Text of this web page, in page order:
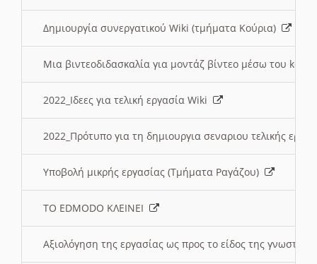
Δημιουργία συνεργατικού Wiki (τμήματα Κούρια)
Μια βιντεοδιδασκαλία για μοντάζ βίντεο μέσω του
2022_Ιδεες για τελική εργασία Wiki
2022_Πρότυπο για τη δημιουργια σεναριου τελικής
Υποβολή μικρής εργασίας (Τμήματα Ραγάζου)
ΤΟ EDMODO ΚΛΕΙΝΕΙ
Αξιολόγηση της εργασίας ως προς το είδος της